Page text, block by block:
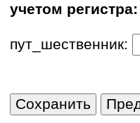
учетом
пут_шественник: